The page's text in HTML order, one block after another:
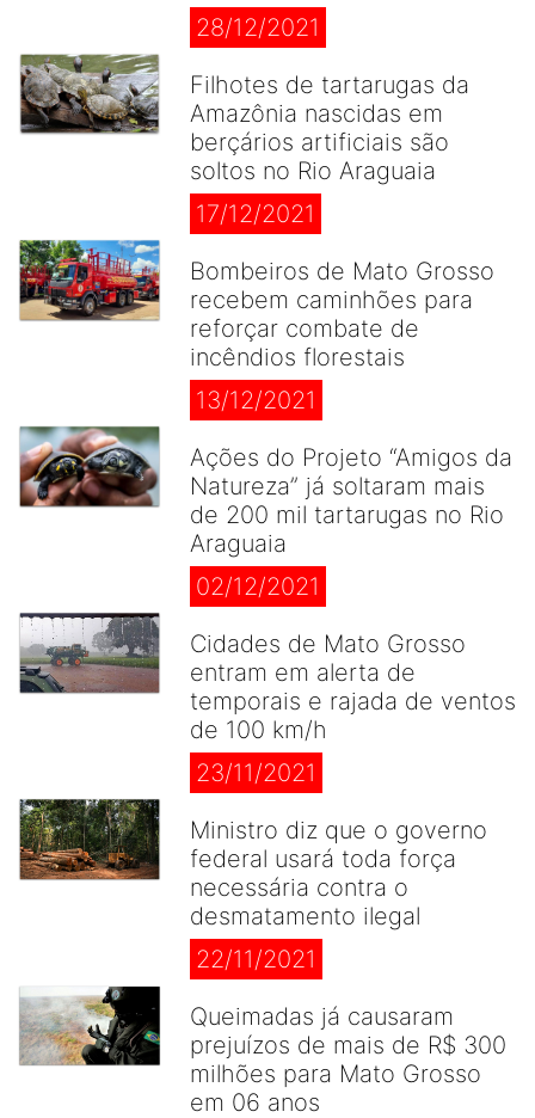
28/12/2021
Filhotes de tartarugas da
Amazônia nascidas em
berçários artificiais são
soltos no Rio Araguaia
17/12/2021
Bombeiros de Mato Grosso
recebem caminhões para
reforçar combate de
incêndios florestais
13/12/2021
Ações do Projeto “Amigos da
Natureza” já soltaram mais
de 200 mil tartarugas no Rio
Araguaia
02/12/2021
Cidades de Mato Grosso
entram em alerta de
temporais e rajada de ventos
de 100 km/h
23/11/2021
Ministro diz que o governo
federal usará toda força
necessária contra o
desmatamento ilegal
22/11/2021
Queimadas já causaram
prejuízos de mais de R$ 300
milhões para Mato Grosso
em 06 anos